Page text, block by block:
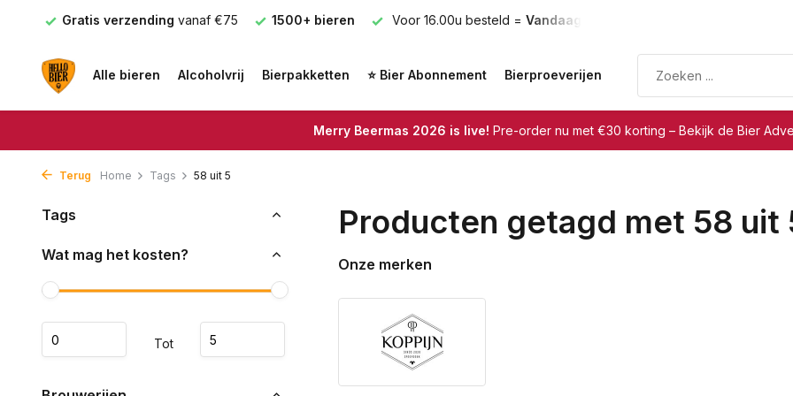
Gratis verzending vanaf €75 1500+ bieren Voor 16.00u besteld = Vandaag verzonden
Alle bieren Alcoholvrij Bierpakketten ⭐ Bier Abonnement Bierproeverijen
Merry Beermas 2026 is live! Pre-order nu met €30 korting – Bekijk de Bier
Terug Home Tags 58 uit 5
Tags
Wat mag het kosten?
Tot
Producten getagd met 58 uit
Onze merken